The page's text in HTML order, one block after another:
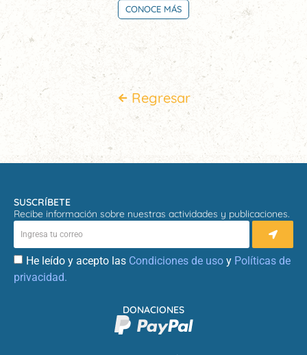
CONOCE MÁS
Regresar
SUSCRÍBETE
Recibe información sobre nuestras actividades y publicaciones.
He leído y acepto las Condiciones de uso y Políticas de
privacidad.
DONACIONES